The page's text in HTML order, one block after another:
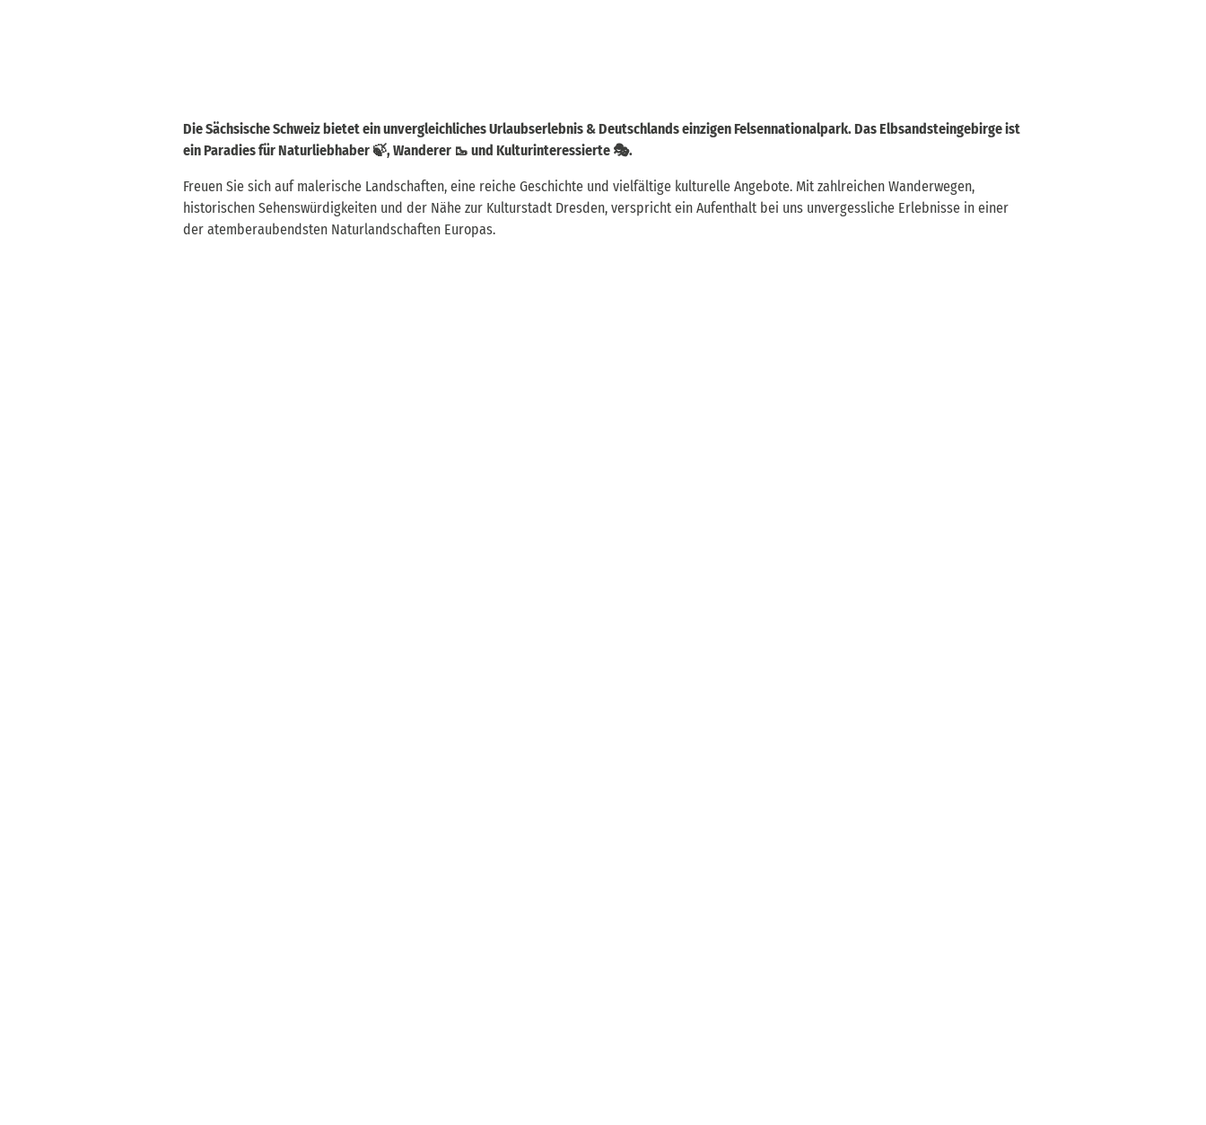
Die Sächsische Schweiz bietet ein unvergleichliches Urlaubserlebnis & Deutschlands einzigen Felsennationalpark. Das Elbsandsteingebirge ist
ein Paradies für Naturliebhaber 🍃, Wanderer 🥾 und Kulturinteressierte 🎭.
Freuen Sie sich auf malerische Landschaften, eine reiche Geschichte und vielfältige kulturelle Angebote. Mit zahlreichen Wanderwegen,
historischen Sehenswürdigkeiten und der Nähe zur Kulturstadt Dresden, verspricht ein Aufenthalt bei uns unvergessliche Erlebnisse in einer
der atemberaubendsten Naturlandschaften Europas.